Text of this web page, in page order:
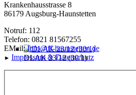
DLAK 23/12 (30/1)
Krankenhausstrasse 8
86179 Augsburg-Haunstetten
Notruf: 112
Telefon: 0821 81567255
EMail:Info@ff-haunstetten.de
► Impressum & Datenschutz